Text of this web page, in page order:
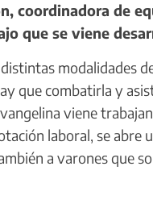
coordinadora de
que se viene
modalidades
que combatirla y
viene
laboral, se
a varones que